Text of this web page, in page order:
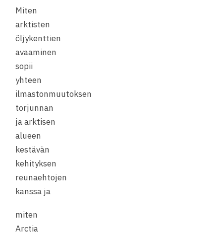
Miten
arktisten
öljykenttien
avaaminen
sopii
yhteen
ilmastonmuutoksen
torjunnan
ja arktisen
alueen
kestävän
kehityksen
reunaehtojen
kanssa ja
miten
Arctia